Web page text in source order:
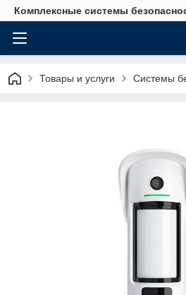
Комплексные системы
Товары и услуги Системы